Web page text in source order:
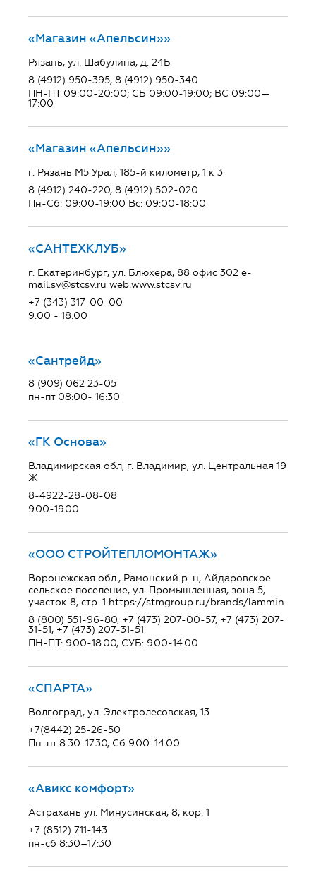
«Магазин «Апельсин»»
Рязань, ул. Шабулина, д. 24Б
8 (4912) 950-395, 8 (4912) 950-340
ПН-ПТ 09:00-20:00; СБ 09:00-19:00; ВС 09:00—
17:00
«Магазин «Апельсин»»
г. Рязань М5 Урал, 185-й километр, 1 к 3
8 (4912) 240-220, 8 (4912) 502-020
Пн-Сб: 09:00-19:00 Вс: 09:00-18:00
«САНТЕХКЛУБ»
г. Екатеринбург, ул. Блюхера, 88 офис 302 e-
mail:sv@stcsv.ru web:www.stcsv.ru
+7 (343) 317-00-00
9:00 - 18:00
«Сантрейд»
8 (909) 062 23-05
пн-пт 08:00- 16:30
«ГК Основа»
Владимирская обл, г. Владимир, ул. Центральная 19
Ж
8-4922-28-08-08
9.00-19.00
«ООО СТРОЙТЕПЛОМОНТАЖ»
Воронежская обл., Рамонский р-н, Айдаровское
сельское поселение, ул. Промышленная, зона 5,
участок 8, стр. 1 https://stmgroup.ru/brands/lammin
8 (800) 551-96-80, +7 (473) 207-00-57, +7 (473) 207-
31-51, +7 (473) 207-31-51
ПН-ПТ: 9.00-18.00, СУБ: 9.00-14.00
«СПАРТА»
Волгоград, ул. Электролесовская, 13
+7(8442) 25-26-50
Пн-пт 8.30-17.30, Сб 9.00-14.00
«Авикс комфорт»
Астрахань ул. Минусинская, 8, кор. 1
+7 (8512) 711-143
пн-сб 8:30–17:30